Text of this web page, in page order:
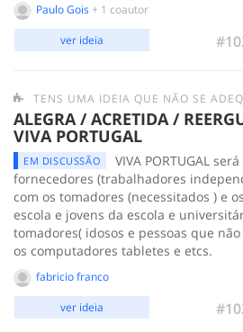
Paulo Gois + 1 coautor
ver ideia
TENS UMA IDEIA QUE NÃO SE ADEQUA A NENHUM DOS
ALEGRA / ACRETIDA /
VIVA PORTUGAL
EM DISCUSSÃO
VIVA PORTUGAL
fornecedores (trabalhadores
com os tomadores (necessitados ) e
escola e jovens da escola e
tomadores( idosos e pessoas que
os computadores tabletes e etcs.
fabricio franco
ver ideia